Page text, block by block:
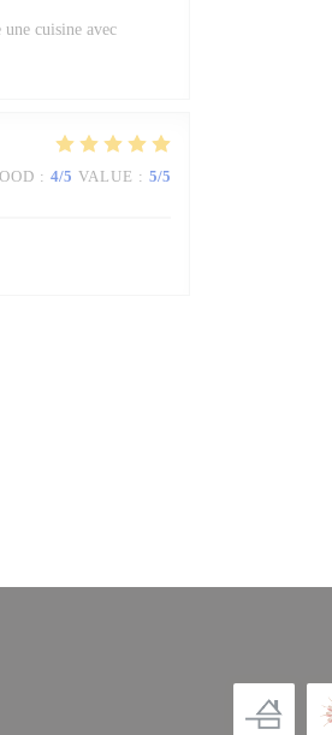
cuisine avec
: 4/5 VALUE : 5/5